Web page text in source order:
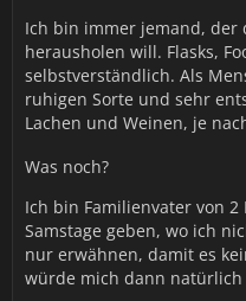
Ich bin immer jemand, der
herausholen will. Flasks,
selbstverständlich. Als
ruhigen Sorte und sehr
Lachen und Weinen, je
Was noch?
Ich bin Familienvater von
Samstage geben, wo ich
nur erwähnen, damit es
würde mich dann